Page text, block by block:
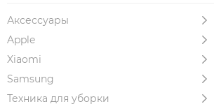
Аксессуары
Apple
Xiaomi
Samsung
Техника для уборки